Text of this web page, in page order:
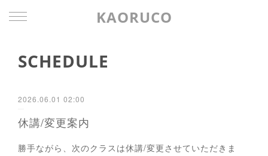
KAORUCO
SCHEDULE
2026.06.01 02:00
休講/変更案内
勝手ながら、次のクラスは休講/変更させていただきま